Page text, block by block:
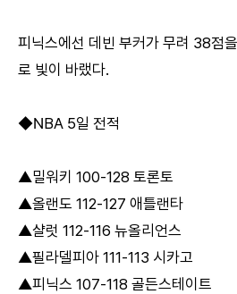
피닉스에선 데빈 부커가 무려 38점
로 빛이 바랬다.
◆NBA 5일 전적
▲밀워키 100-128 토론토
▲올랜도 112-127 애틀랜타
▲샬럿 112-116 뉴올리언스
▲필라델피아 111-113 시카고
▲피닉스 107-118 골든스테이트